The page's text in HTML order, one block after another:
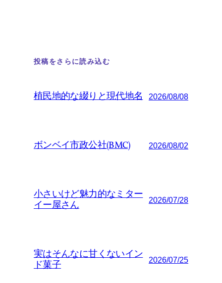
投稿をさらに読み込む
植民地的な綴りと現代地名 2026/08/08
ボンベイ市政公社(BMC) 2026/08/02
小さいけど魅力的なミター
イー屋さん
2026/07/28
実はそんなに甘くないイン
ド菓子
2026/07/25